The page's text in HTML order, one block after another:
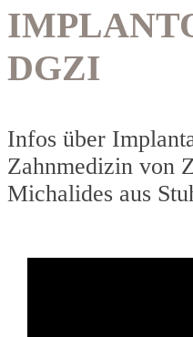
DGZI
Infos über
Zahnmedizin von
Michalides aus